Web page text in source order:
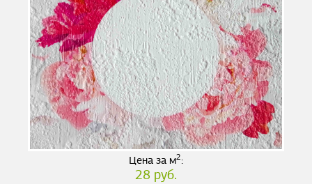
Цена за м2:
28 руб.